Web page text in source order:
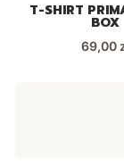
T-SHIRT
BOX
Cena
69,00